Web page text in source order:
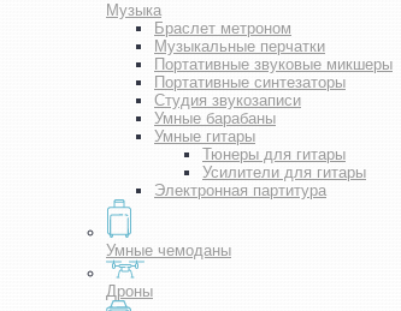
Музыка
Браслет метроном
Музыкальные перчатки
Портативные звуковые микшеры
Портативные синтезаторы
Студия звукозаписи
Умные барабаны
Умные гитары
Тюнеры для гитары
Усилители для гитары
Электронная партитура
Умные чемоданы
Дроны